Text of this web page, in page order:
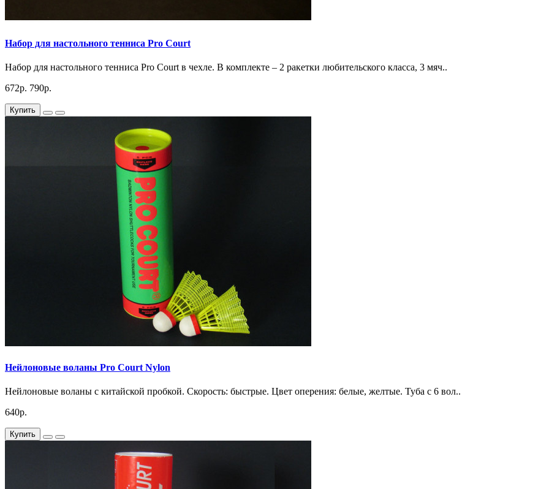
Набор для настольного тенниса Pro Court
Набор для настольного тенниса Pro Court в чехле. В комплекте – 2 ракетки любительского класса, 3 мяч..
672р. 790р.
Купить
Нейлоновые воланы Pro Court Nylon
Нейлоновые воланы с китайской пробкой. Скорость: быстрые. Цвет оперения: белые, желтые. Туба с 6 вол..
640р.
Купить